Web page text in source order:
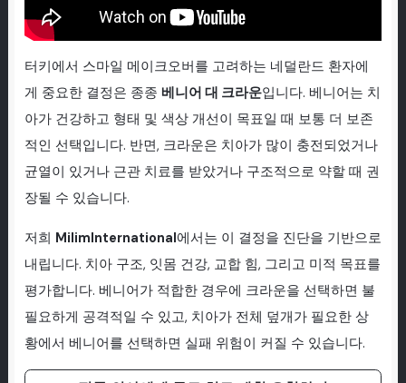
터키에서 스마일 메이크오버를 고려하는 네덜란드 환자에
게 중요한 결정은 종종 베니어 대 크라운입니다. 베니어는 치
아가 건강하고 형태 및 색상 개선이 목표일 때 보통 더 보존
적인 선택입니다. 반면, 크라운은 치아가 많이 충전되었거나
균열이 있거나 근관 치료를 받았거나 구조적으로 약할 때 권
장될 수 있습니다.
저희 MilimInternational에서는 이 결정을 진단을 기반으로
내립니다. 치아 구조, 잇몸 건강, 교합 힘, 그리고 미적 목표를
평가합니다. 베니어가 적합한 경우에 크라운을 선택하면 불
필요하게 공격적일 수 있고, 치아가 전체 덮개가 필요한 상
황에서 베니어를 선택하면 실패 위험이 커질 수 있습니다.